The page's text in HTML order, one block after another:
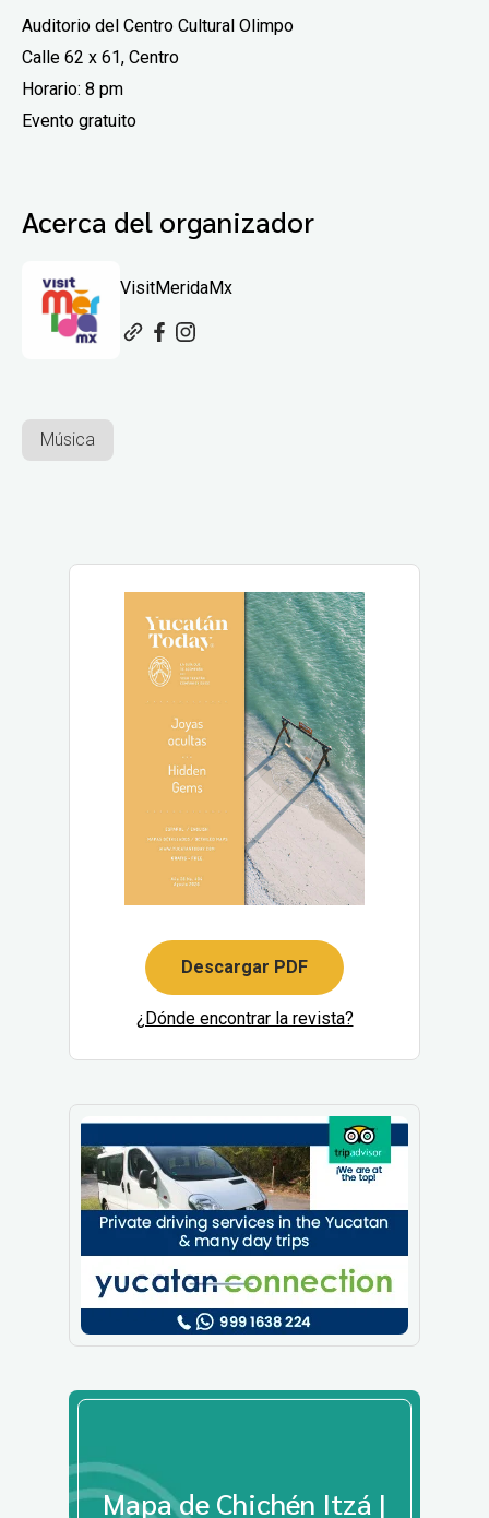
Auditorio del Centro Cultural Olimpo
Calle 62 x 61, Centro
Horario: 8 pm
Evento gratuito
Acerca del organizador
VisitMeridaMx
Música
Descargar PDF
¿Dónde encontrar la revista?
Mapa de Chichén Itzá |